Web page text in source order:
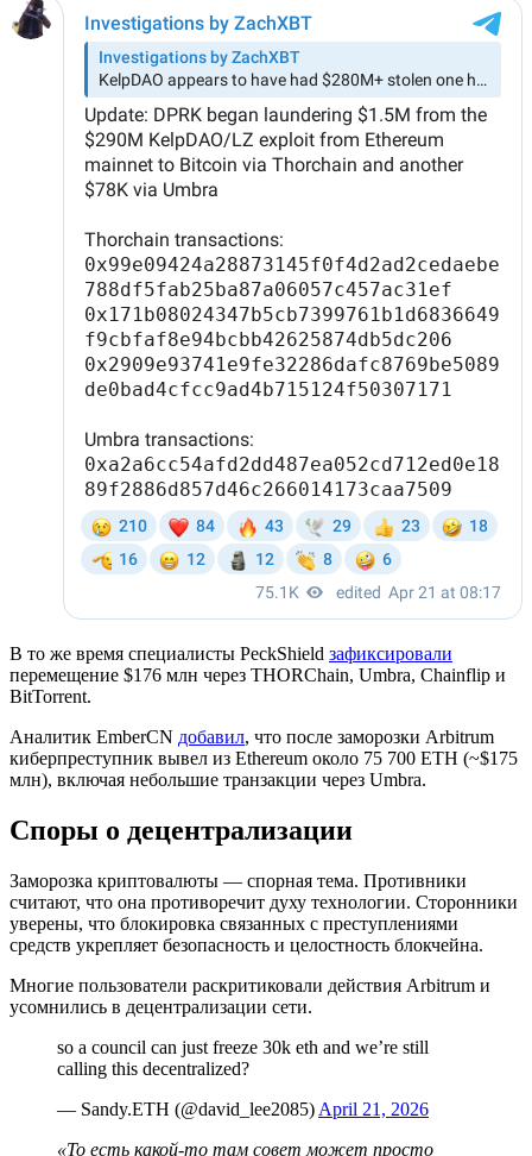
В то же время специалисты PeckShield зафиксировали
перемещение $176 млн через THORChain, Umbra, Chainflip и
BitTorrent.
Аналитик EmberCN добавил, что после заморозки Arbitrum
киберпреступник вывел из Ethereum около 75 700 ETH (~$175
млн), включая небольшие транзакции через Umbra.
Споры о децентрализации
Заморозка криптовалюты — спорная тема. Противники
считают, что она противоречит духу технологии. Сторонники
уверены, что блокировка связанных с преступлениями
средств укрепляет безопасность и целостность блокчейна.
Многие пользователи раскритиковали действия Arbitrum и
усомнились в децентрализации сети.
so a council can just freeze 30k eth and we’re still
calling this decentralized?
— Sandy.ETH (@david_lee2085) April 21, 2026
«То есть какой-то там совет может просто